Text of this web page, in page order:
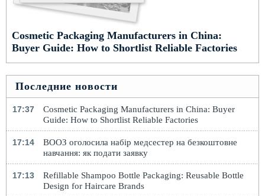
Cosmetic Packaging Manufacturers in China:
Buyer Guide: How to Shortlist Reliable Factories
Последние новости
17:37
Cosmetic Packaging Manufacturers in China: Buyer
Guide: How to Shortlist Reliable Factories
17:14
ВООЗ оголосила набір медсестер на безкоштовне
навчання: як подати заявку
17:13
Refillable Shampoo Bottle Packaging: Reusable Bottle
Design for Haircare Brands